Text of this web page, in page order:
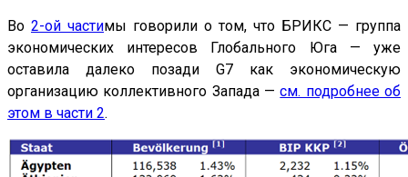
Во 2-ой частимы говорили о том, что БРИКС — группа
экономических интересов Глобального Юга — уже
оставила далеко позади G7 как экономическую
организацию коллективного Запада —см. подробнее об
этом в части 2.